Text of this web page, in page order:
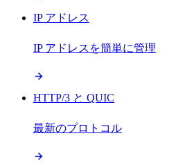
IP アドレス
IP アドレスを簡単に管理
HTTP/3 と QUIC
最新のプロトコル